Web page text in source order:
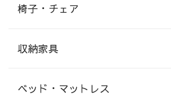
椅子・チェア
収納家具
ベッド・マットレス